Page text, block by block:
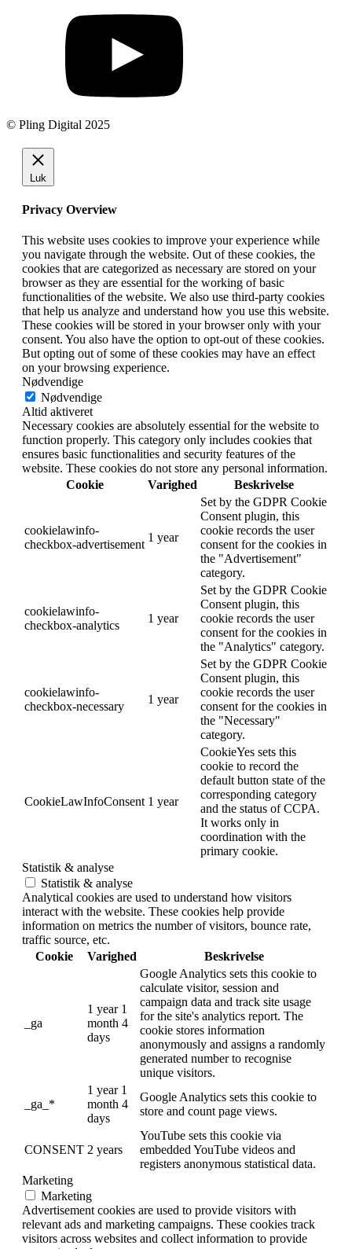
© Pling Digital 2025
Luk
Privacy Overview
This website uses cookies to improve your experience while
you navigate through the website. Out of these cookies, the
cookies that are categorized as necessary are stored on your
browser as they are essential for the working of basic
functionalities of the website. We also use third-party cookies
that help us analyze and understand how you use this website.
These cookies will be stored in your browser only with your
consent. You also have the option to opt-out of these cookies.
But opting out of some of these cookies may have an effect
on your browsing experience.
Nødvendige
Nødvendige
Altid aktiveret
Necessary cookies are absolutely essential for the website to
function properly. This category only includes cookies that
ensures basic functionalities and security features of the
website. These cookies do not store any personal information.
Cookie
Varighed Beskrivelse
cookielawinfo-
checkbox-advertisement
1 year
Set by the GDPR Cookie
Consent plugin, this
cookie records the user
consent for the cookies in
the "Advertisement"
category.
cookielawinfo-
checkbox-analytics
1 year
Set by the GDPR Cookie
Consent plugin, this
cookie records the user
consent for the cookies in
the "Analytics" category.
cookielawinfo-
checkbox-necessary
1 year
Set by the GDPR Cookie
Consent plugin, this
cookie records the user
consent for the cookies in
the "Necessary"
category.
CookieLawInfoConsent 1 year
CookieYes sets this
cookie to record the
default button state of the
corresponding category
and the status of CCPA.
It works only in
coordination with the
primary cookie.
Statistik & analyse
Statistik & analyse
Analytical cookies are used to understand how visitors
interact with the website. These cookies help provide
information on metrics the number of visitors, bounce rate,
traffic source, etc.
Cookie
Varighed Beskrivelse
_ga
1 year 1
month 4
days
Google Analytics sets this cookie to
calculate visitor, session and
campaign data and track site usage
for the site's analytics report. The
cookie stores information
anonymously and assigns a randomly
generated number to recognise
unique visitors.
_ga_*
1 year 1
month 4
days
Google Analytics sets this cookie to
store and count page views.
CONSENT 2 years
YouTube sets this cookie via
embedded YouTube videos and
registers anonymous statistical data.
Marketing
Marketing
Advertisement cookies are used to provide visitors with
relevant ads and marketing campaigns. These cookies track
visitors across websites and collect information to provide